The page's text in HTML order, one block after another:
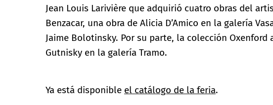
Jean Louis Larivière que adquirió cuatro obras del
Benzacar, una obra de Alicia D’Amico en la galería
Jaime Bolotinsky. Por su parte, la colección
Gutnisky en la galería Tramo.
Ya está disponible el catálogo de la feria.